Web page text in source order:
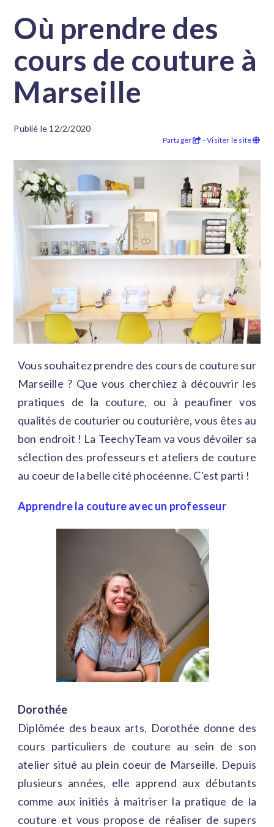
Où prendre des
cours de couture à
Marseille
Publié le 12/2/2020
Partager - Visiter le site
Vous souhaitez prendre des cours de couture sur
Marseille ? Que vous cherchiez à découvrir les
pratiques de la couture, ou à peaufiner vos
qualités de couturier ou couturière, vous êtes au
bon endroit ! La TeechyTeam va vous dévoiler sa
sélection des professeurs et ateliers de couture
au coeur de la belle cité phocéenne. C'est parti !
Apprendre la couture avec un professeur
Dorothée
Diplômée des beaux arts, Dorothée donne des
cours particuliers de couture au sein de son
atelier situé au plein coeur de Marseille. Depuis
plusieurs années, elle apprend aux débutants
comme aux initiés à maitriser la pratique de la
couture et vous propose de réaliser de supers